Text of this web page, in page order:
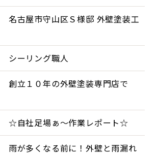
名古屋市守山区Ｓ様邸 外壁塗装工
シーリング職人
創立１０年の外壁塗装専門店で
☆自社足場ぁ～作業レポート☆
雨が多くなる前に！外壁と雨漏れ